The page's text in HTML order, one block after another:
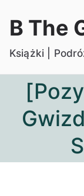
B The
Książki |